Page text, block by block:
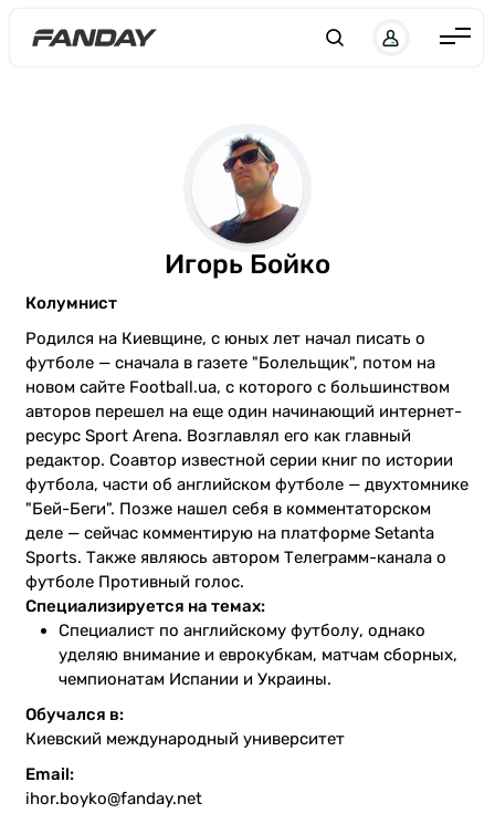
Германия
Италия
Франция
ЛЧ
ЧЕ-2028
Букмекеры
Игорь Бойко
Колумнист
Родился на Киевщине, с юных лет начал писать о
футболе — сначала в газете "Болельщик", потом на
новом сайте Football.ua, с которого с большинством
авторов перешел на еще один начинающий интернет-
ресурс Sport Arena. Возглавлял его как главный
редактор. Соавтор известной серии книг по истории
футбола, части об английском футболе — двухтомнике
"Бей-Беги". Позже нашел себя в комментаторском
деле — сейчас комментирую на платформе Setanta
Sports. Также являюсь автором Телеграмм-канала о
футболе Противный голос.
Специализируется на темах:
Специалист по английскому футболу, однако
уделяю внимание и еврокубкам, матчам сборных,
чемпионатам Испании и Украины.
Обучался в:
Киевский международный университет
Email:
ihor.boyko@fanday.net